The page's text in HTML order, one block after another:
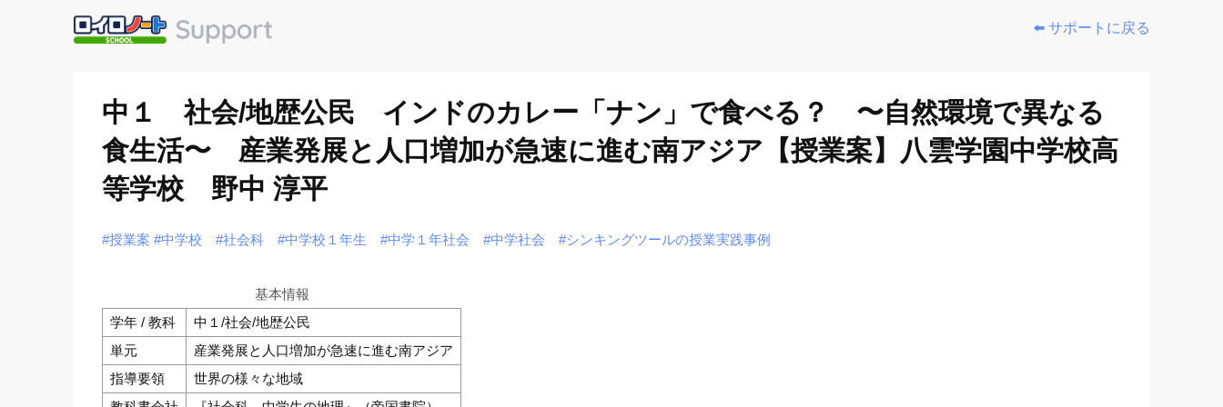
⬅️ サポートに戻る
中１ 社会/地歴公民 インドのカレー「ナン」で食べる？ 〜自然環境で異なる
食生活〜 産業発展と人口増加が急速に進む南アジア【授業案】八雲学園中学校高
等学校 野中 淳平
#授業案 #中学校 #社会科 #中学校１年生 #中学１年社会 #中学社会 #シンキングツールの授業実践事例
基本情報
学年 / 教科
中１/社会/地歴公民
単元
産業発展と人口増加が急速に進む南アジア
指導要領
世界の様々な地域